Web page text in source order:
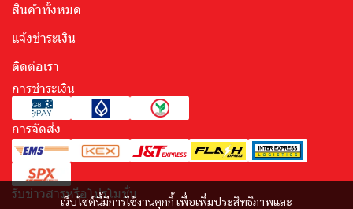
เว็บไซต์นี้มีการใช้งานคุกกี้ เพื่อเพิ่มประสิทธิภาพและ
สินค้าทั้งหมด
แจ้งชำระเงิน
ติดต่อเรา
การชำระเงิน
การจัดส่ง
รับข่าวสารหรือโปรโมชั่น